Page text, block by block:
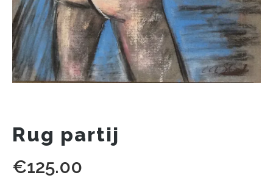
Rug partij
€125.00